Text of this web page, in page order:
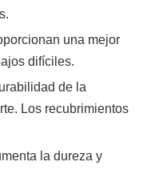
una mejor
difíciles.
de la
Los recubrimientos
la dureza y